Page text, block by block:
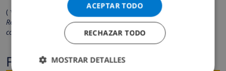
( * Los campos marcados con un asterisco son obligatorios )
Respetamos su privacidad. Sus datos personales no serán
compartidos con ninguna otra persona o empresa.
Fechas
ACEPTAR TODO
RECHAZAR TODO
MOSTRAR DETALLES